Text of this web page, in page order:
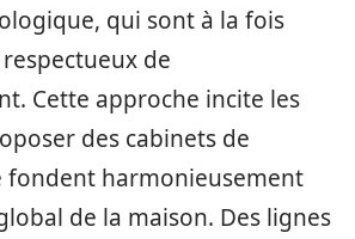
qui sont à la fois
de
Cette approche incite les
des cabinets de
fondent harmonieusement
de la maison. Des lignes